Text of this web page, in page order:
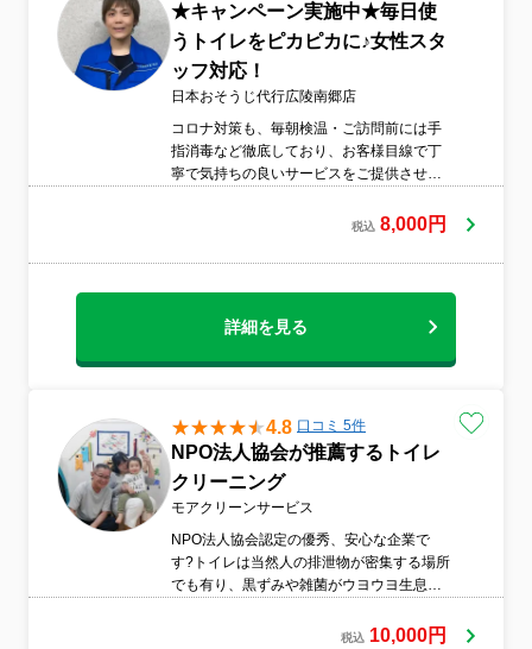
★キャンペーン実施中★毎日使
うトイレをピカピカに♪女性スタ
ッフ対応！
日本おそうじ代行広陵南郷店
コロナ対策も、毎朝検温・ご訪問前には手
指消毒など徹底しており、お客様目線で丁
寧で気持ちの良いサービスをご提供させて
ーニングをはじめ浴室、キッチン、レンジ
てございますので、お掃除のことなら当店
税込 8,000円
詳細を見る
4.8 口コミ 5件
NPO法人協会が推薦するトイレ
クリーニング
モアクリーンサービス
NPO法人協会認定の優秀、安心な企業で
す?トイレは当然人の排泄物が密集する場所
でも有り、黒ずみや雑菌がウヨウヨ生息し
すがやはりプロの洗剤と技術が必要な場所
税込 10,000円